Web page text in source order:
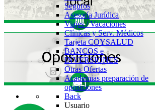
Seguros
Asesoría Jurídica
Viajes / Vacaciones
Clínicas y Serv. Médicos
Tarjeta COYSALUD
BANCOS e
INVERSIONES
Otras Ofertas
Academias preparación de
oposiciones
Back
Usuario